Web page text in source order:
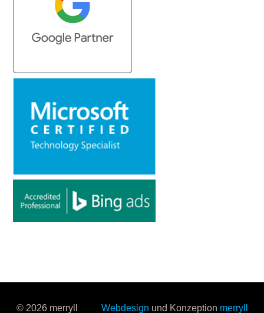
© 2026 merryll Webdesign und Konzeption merryll